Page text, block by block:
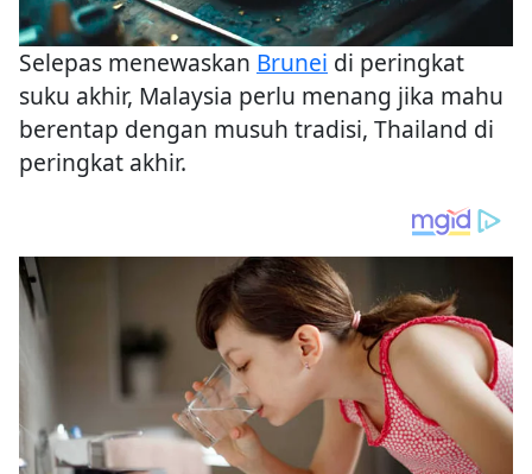
Selepas menewaskan Brunei di peringkat
suku akhir, Malaysia perlu menang jika mahu
berentap dengan musuh tradisi, Thailand di
peringkat akhir.